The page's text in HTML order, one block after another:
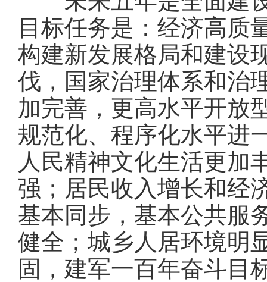
目标任务是：经济高质
构建新发展格局和建设
伐，国家治理体系和治
加完善，更高水平开放
规范化、程序化水平进
人民精神文化生活更加
强；居民收入增长和经
基本同步，基本公共服
健全；城乡人居环境明
固，建军一百年奋斗目